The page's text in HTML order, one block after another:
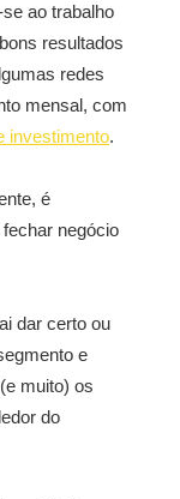
ao trabalho
resultados
redes
mensal, com
investimento.
é
negócio
dar certo ou
e
muito) os
do